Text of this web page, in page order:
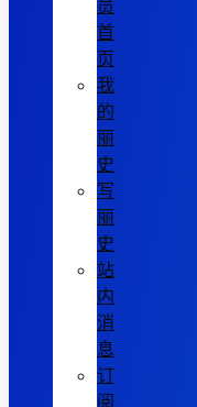
员
首
页
我
的
丽
史
写
丽
史
站
内
消
息
订
阅